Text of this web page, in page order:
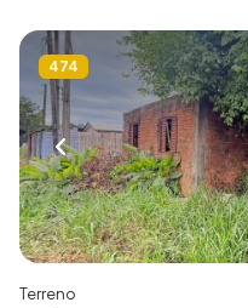
474
Terreno